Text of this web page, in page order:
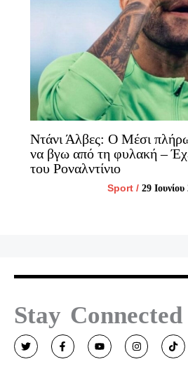
Ντάνι Άλβες: Ο Μέσι
να βγω από τη φυλακή –
του Ροναλντίνιο
Sport / 29 Ιουνίου
Stay Connected
T
w
i
F
a
c
Y
o
u
I
n
s
T
i
k